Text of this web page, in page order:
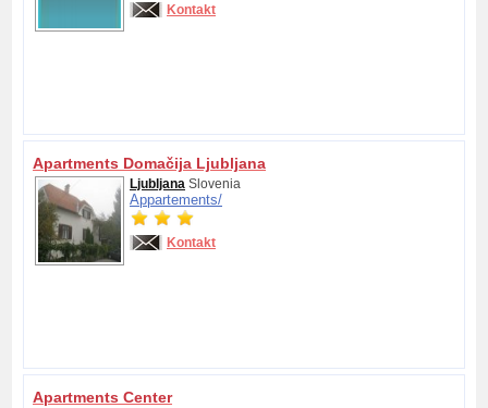
Kontakt
Apartments Domačija Ljubljana
Ljubljana Slovenia
Appartements/
Kontakt
Apartments Center